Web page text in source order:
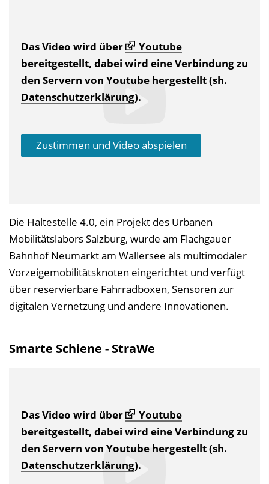
Das Video wird über
Youtube
bereitgestellt, dabei wird eine Verbindung zu
den Servern von Youtube hergestellt (sh.
Datenschutzerklärung).
Zustimmen und Video abspielen
Die Haltestelle 4.0, ein Projekt des Urbanen
Mobilitätslabors Salzburg, wurde am Flachgauer
Bahnhof Neumarkt am Wallersee als multimodaler
Vorzeigemobilitätsknoten eingerichtet und verfügt
über reservierbare Fahrradboxen, Sensoren zur
digitalen Vernetzung und andere Innovationen.
Smarte Schiene - StraWe
Das Video wird über
Youtube
bereitgestellt, dabei wird eine Verbindung zu
den Servern von Youtube hergestellt (sh.
Datenschutzerklärung).